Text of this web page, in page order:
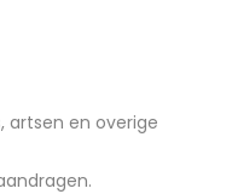
artsen en overige